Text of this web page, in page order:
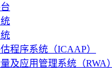
程序系统（ICAAP）
及应用管理系统（RWA）